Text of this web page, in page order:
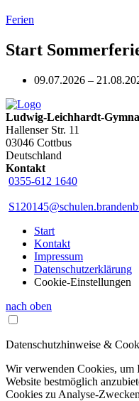
Ferien
Start
09.07.2026 –
Ludwig-Leichhardt-
Hallenser Str. 11
03046 Cottbus
Deutschland
Kontakt
0355-612 1640
Start
Kontakt
Impressum
Datenschutzerklärung
Cookie-Einstellungen
nach oben
Datenschutzhinweise &
Wir verwenden Cookies, um
Website bestmöglich
Cookies zu Analyse-